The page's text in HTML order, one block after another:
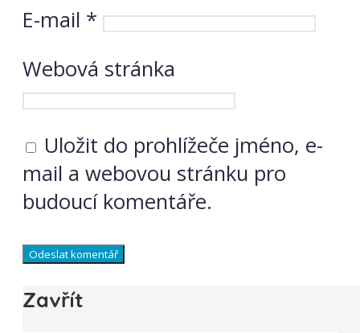
E-mail *
Webová stránka
Uložit do prohlížeče jméno, e-
mail a webovou stránku pro
budoucí komentáře.
Zavřít